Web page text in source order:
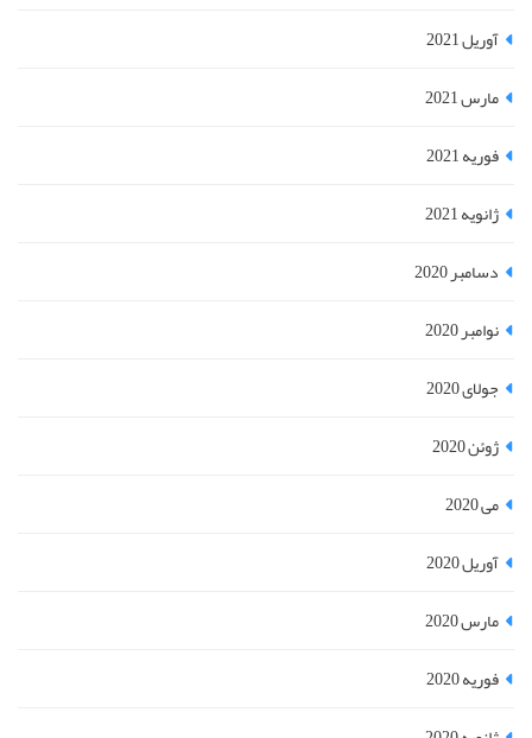
آوریل 2021
مارس 2021
فوریه 2021
ژانویه 2021
دسامبر 2020
نوامبر 2020
جولای 2020
ژوئن 2020
می 2020
آوریل 2020
مارس 2020
فوریه 2020